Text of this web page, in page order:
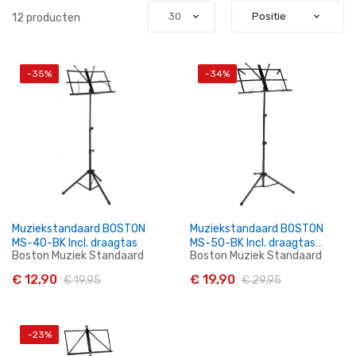
12 producten
-35%
In Winkelwagen
Muziekstandaard BOSTON
MS-40-BK Incl. draagtas
Boston Muziek Standaard
€ 12,90 € 19,95
-34%
Muziekstandaard BOSTON
MS-50-BK Incl. draagtas
Extra Groot
Boston Muziek Standaard
€ 19,90 € 29,95
-23%